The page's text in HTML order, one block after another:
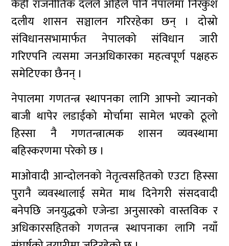
केही राजनीतिक दलले अहिले पनि नेपालमा निरंकुश
दलीय शासन सञ्चालन गरिरहेका छन् । दोस्रो
संविधानसभामार्फत नेपालको संविधान जारी
गरिएपनि त्यसमा जनअधिकारका महत्वपूर्ण पक्षहरु
समेटिएका छैनन् ।
नेपालमा गणतन्त्र स्थापनका लागि आफ्नो ज्यानको
बाजी थापेर लडाईको मोर्चामा सामेल भएको ठूलो
हिस्सा नै गणतन्त्रात्मक शासन व्यवस्थामा
बहिस्करणमा परेको छ ।
माओवादी आन्दोलनको नेतृत्वसहितको एउटा हिस्सा
पुरानै व्यवस्थालाई समेत माथ दिनेगरी संसदवादी
बनेपछि जनयुद्धको एजेन्डा अनुसारको वास्तविक र
अधिकारसहितको गणतन्त्र स्थापनाका लागि नयाँ